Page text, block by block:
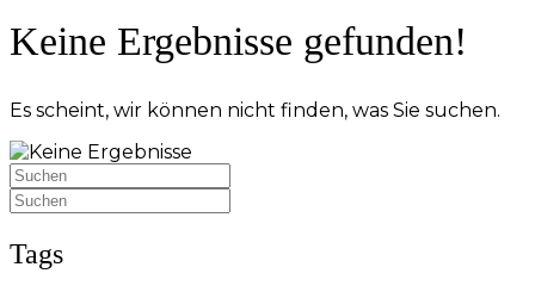
Keine Ergebnisse gefunden!
Es scheint, wir können nicht finden, was Sie suchen.
Suchen
nach:
Suchen
nach:
Tags